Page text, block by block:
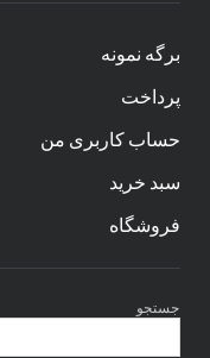
برگه نمونه
پرداخت
حساب کاربری من
سبد خرید
فروشگاه
کناری
جستجو